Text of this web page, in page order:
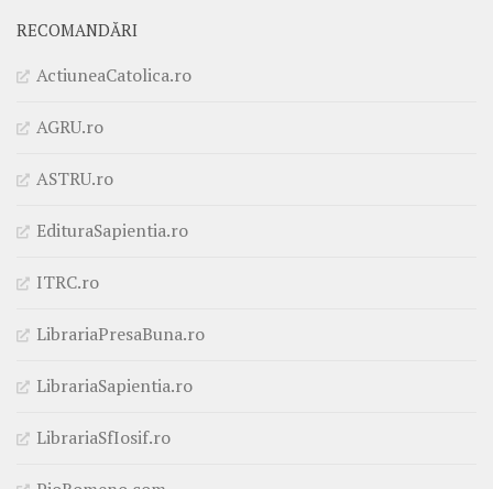
RECOMANDĂRI
ActiuneaCatolica.ro
AGRU.ro
ASTRU.ro
EdituraSapientia.ro
ITRC.ro
LibrariaPresaBuna.ro
LibrariaSapientia.ro
LibrariaSfIosif.ro